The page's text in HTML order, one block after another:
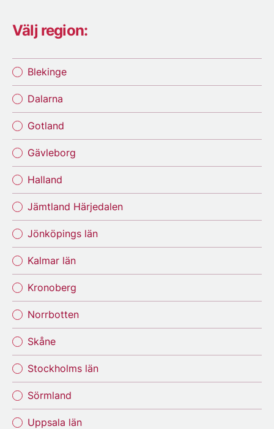
Välj region:
Blekinge
Dalarna
Gotland
Gävleborg
Halland
Jämtland Härjedalen
Jönköpings län
Kalmar län
Kronoberg
Norrbotten
Skåne
Stockholms län
Sörmland
Uppsala län